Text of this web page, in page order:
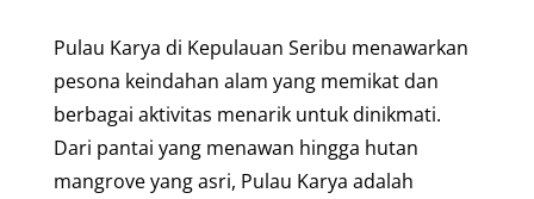
Pulau Karya di Kepulauan Seribu menawarkan
pesona keindahan alam yang memikat dan
berbagai aktivitas menarik untuk dinikmati.
Dari pantai yang menawan hingga hutan
mangrove yang asri, Pulau Karya adalah